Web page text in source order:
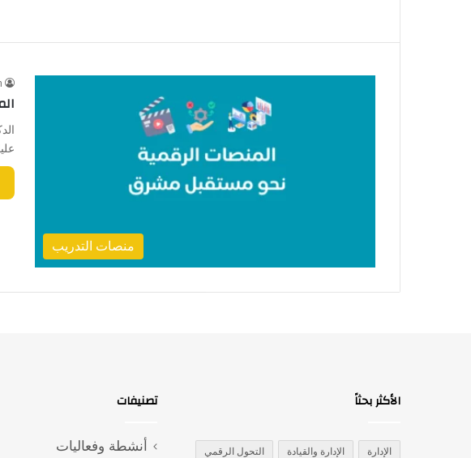
منصات التدريب
الأكثر بحثاً
الإدارة الإدارة والقيادة التحول الرقمي
تصنيفات
أنشطة وفعاليات